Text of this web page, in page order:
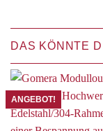
DAS KÖNNTE
ANGEBOT!